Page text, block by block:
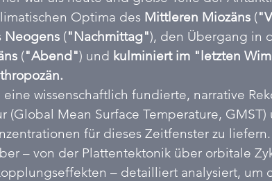
Optima des Mittleren Miozäns (
Neogens ("Nachmittag"), den Übergang in
("Abend") und kulminiert im "letzten
wissenschaftlich fundierte, narrative
Mean Surface Temperature, GMST)
für dieses Zeitfenster zu
– von der Plattentektonik über orbitale
– detailliert analysiert, um